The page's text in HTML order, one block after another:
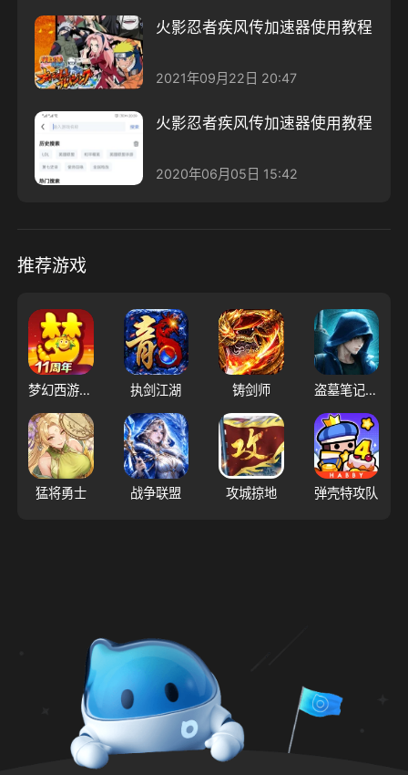
火影忍者疾风传加速器使用教程
2021年09月22日 20:47
火影忍者疾风传加速器使用教程
2020年06月05日 15:42
推荐游戏
梦幻西游（大陆服） 执剑江湖 铸剑师 盗墓笔记：启程
猛将勇士 战争联盟 攻城掠地 弹壳特攻队